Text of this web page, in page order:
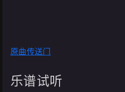
原曲传送门
乐谱试听